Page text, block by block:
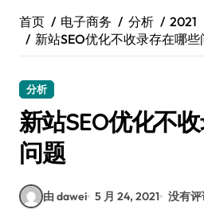
首页 电子商务 分析
2021
新站SEO优化不收录存在哪些
分析
新站SEO优化不
问题
由 dawei 5 月 24, 2021 没有评